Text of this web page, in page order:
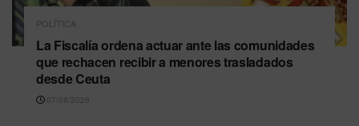
POLÍTICA
La Fiscalía ordena actuar ante las comunidades
que rechacen recibir a menores trasladados
desde Ceuta
07/08/2026